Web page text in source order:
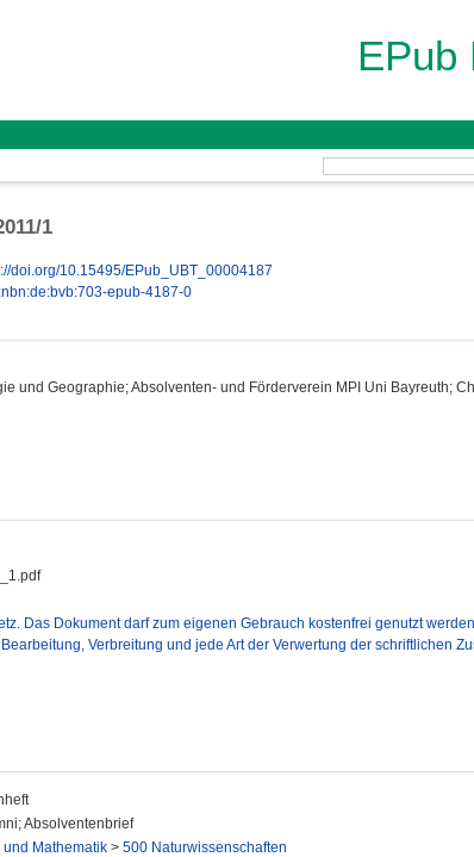
EPub
1
doi.org/10.15495/EPub_UBT_00004187
epub-4187-0
und Geographie; Absolventen- und Förderverein MPI Uni Bayreuth;
Das Dokument darf zum eigenen Gebrauch kostenfrei genutzt
Verbreitung und jede Art der Verwertung der schriftlichen
Absolventenbrief
Mathematik > 500 Naturwissenschaften